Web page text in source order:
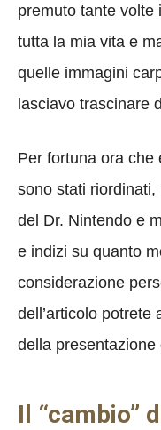
premuto tante volte
tutta la mia vita e
quelle immagini
lasciavo trascinare
Per fortuna ora che
sono stati
del Dr. Nintendo e
e indizi su quanto
considerazione
dell’articolo potrete
della presentazione
Il “cambio”